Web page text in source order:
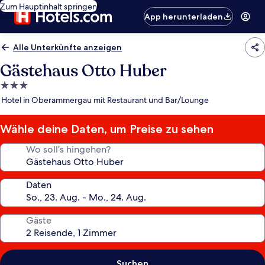
Zum Hauptinhalt springen
App herunterladen
Alle Unterkünfte anzeigen
Gästehaus Otto Huber
3.0-
Sterne-
Hotel in Oberammergau mit Restaurant und Bar/Lounge
Wähle deine Daten, um Preise zu sehen
Wo soll’s hingehen?
Daten
Gäste